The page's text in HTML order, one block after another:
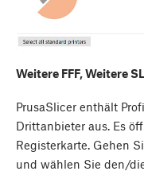
Weitere FFF, Weitere
PrusaSlicer enthält
Drittanbieter aus. Es
Registerkarte. Gehen
und wählen Sie den/